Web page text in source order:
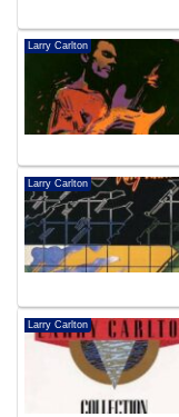
Larry Carlton
Larry Carlton
Larry Carlton